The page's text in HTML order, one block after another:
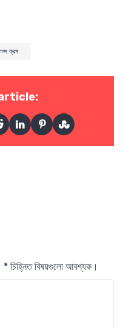
ক্রস
* চিহ্নিত বিষয়গুলো আবশ্যক।